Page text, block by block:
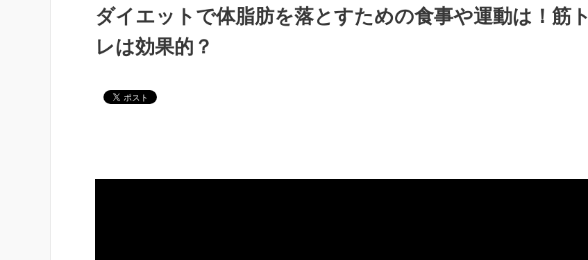
ダイエットで体脂肪を落とすための食事や運動は！筋ト
レは効果的？